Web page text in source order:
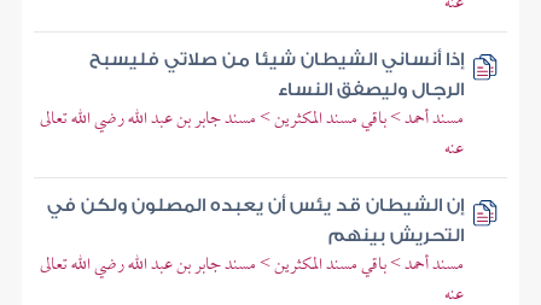
إذا أنساني الشيطان شيئا من صلاتي فليسبح
الرجال وليصفق النساء
مسند أحمد > باقي مسند المكثرين > مسند جابر بن عبد الله رضي الله تعالى
عنه
إن الشيطان قد يئس أن يعبده المصلون ولكن في
التحريش بينهم
مسند أحمد > باقي مسند المكثرين > مسند جابر بن عبد الله رضي الله تعالى
عنه